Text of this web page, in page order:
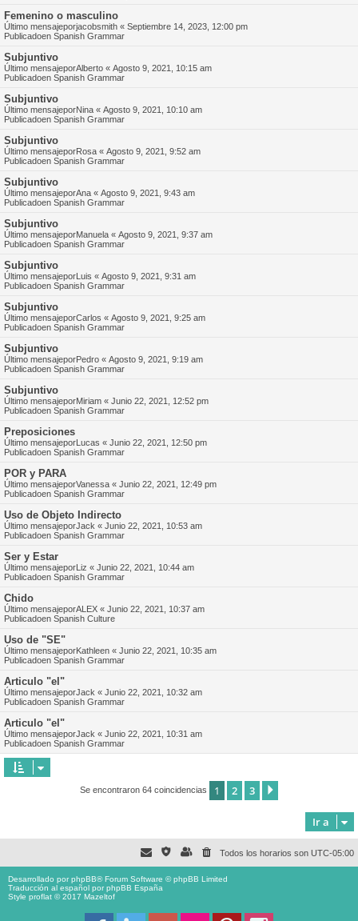
Femenino o masculino
Último mensajeporjacobsmith « Septiembre 14, 2023, 12:00 pm
Publicadoen Spanish Grammar
Subjuntivo
Último mensajeporAlberto « Agosto 9, 2021, 10:15 am
Publicadoen Spanish Grammar
Subjuntivo
Último mensajeporNina « Agosto 9, 2021, 10:10 am
Publicadoen Spanish Grammar
Subjuntivo
Último mensajeporRosa « Agosto 9, 2021, 9:52 am
Publicadoen Spanish Grammar
Subjuntivo
Último mensajeporAna « Agosto 9, 2021, 9:43 am
Publicadoen Spanish Grammar
Subjuntivo
Último mensajeporManuela « Agosto 9, 2021, 9:37 am
Publicadoen Spanish Grammar
Subjuntivo
Último mensajeporLuis « Agosto 9, 2021, 9:31 am
Publicadoen Spanish Grammar
Subjuntivo
Último mensajeporCarlos « Agosto 9, 2021, 9:25 am
Publicadoen Spanish Grammar
Subjuntivo
Último mensajeporPedro « Agosto 9, 2021, 9:19 am
Publicadoen Spanish Grammar
Subjuntivo
Último mensajeporMiriam « Junio 22, 2021, 12:52 pm
Publicadoen Spanish Grammar
Preposiciones
Último mensajeporLucas « Junio 22, 2021, 12:50 pm
Publicadoen Spanish Grammar
POR y PARA
Último mensajeporVanessa « Junio 22, 2021, 12:49 pm
Publicadoen Spanish Grammar
Uso de Objeto Indirecto
Último mensajeporJack « Junio 22, 2021, 10:53 am
Publicadoen Spanish Grammar
Ser y Estar
Último mensajeporLiz « Junio 22, 2021, 10:44 am
Publicadoen Spanish Grammar
Chido
Último mensajeporALEX « Junio 22, 2021, 10:37 am
Publicadoen Spanish Culture
Uso de "SE"
Último mensajeporKathleen « Junio 22, 2021, 10:35 am
Publicadoen Spanish Grammar
Articulo "el"
Último mensajeporJack « Junio 22, 2021, 10:32 am
Publicadoen Spanish Grammar
Articulo "el"
Último mensajeporJack « Junio 22, 2021, 10:31 am
Publicadoen Spanish Grammar
Se encontraron 64 coincidencias 1 2 3
Ir a
Todos los horarios son UTC-05:00
Desarrollado porphpBB® Forum Software © phpBB Limited
Traducción al español porphpBB España
Style proflat © 2017 Mazeltof